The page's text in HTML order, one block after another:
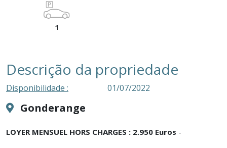
1
Descrição da propriedade
Disponibilidade : 01/07/2022
Gonderange
LOYER MENSUEL HORS CHARGES : 2.950 Euros -